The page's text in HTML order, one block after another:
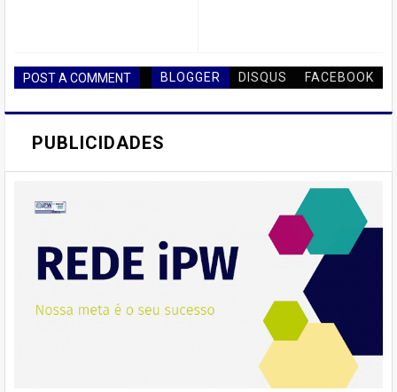
POST A COMMENT BLOGGER DISQUS FACEBOOK
PUBLICIDADES